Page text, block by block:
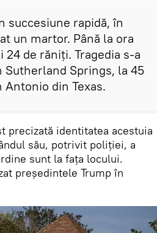
succesiune rapidă, în
un martor. Până la ora
de răniți. Tragedia s-a
Springs, la 45
din Texas.
precizată identitatea acestuia
său, potrivit poliției, a
sunt la fața locului.
președintele Trump în